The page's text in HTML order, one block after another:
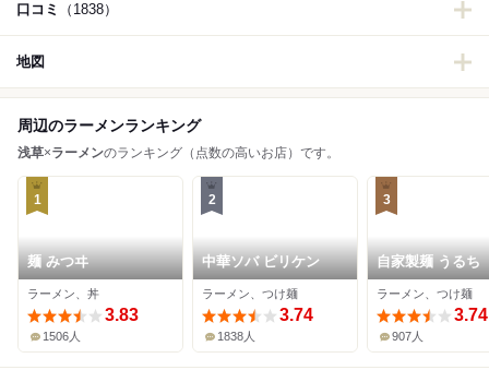
口コミ （1838）
地図
周辺のラーメンランキング
浅草×ラーメンのランキング（点数の高いお店）です。
1
麺 みつヰ
ラーメン、丼
3.83
1506人
2
中華ソバ ビリケン
ラーメン、つけ麺
3.74
1838人
3
自家製麺 うるち
ラーメン、つけ麺
3.74
907人